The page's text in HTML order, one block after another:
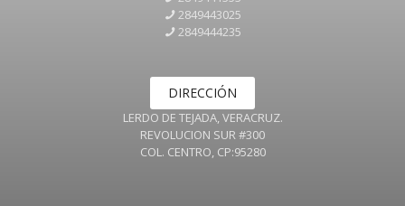
2849443025
2849444235
DIRECCIÓN
LERDO DE TEJADA, VERACRUZ.
REVOLUCION SUR #300
COL. CENTRO, CP:95280